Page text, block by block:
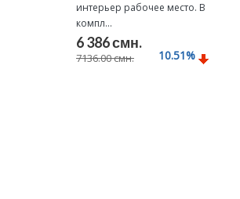
интерьер рабочее место. В
компл...
6 386 смн.
7136.00 смн. 10.51%